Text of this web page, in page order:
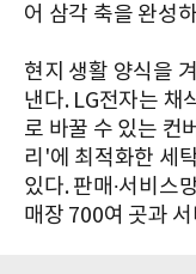
어 삼각 축을 완성
현지 생활 양식을
낸다. LG전자는 채
로 바꿀 수 있는 컨
리'에 최적화한 세
있다. 판매∙서비스
매장 700여 곳과